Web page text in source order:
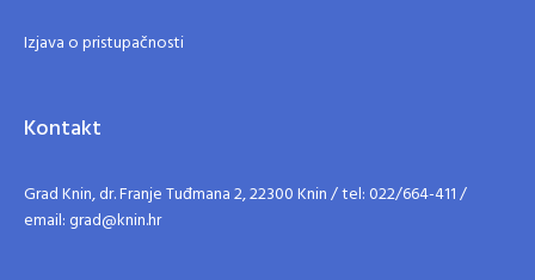
Izjava o pristupačnosti
Kontakt
Grad Knin, dr. Franje Tuđmana 2, 22300 Knin / tel: 022/664-411 /
email: grad@knin.hr